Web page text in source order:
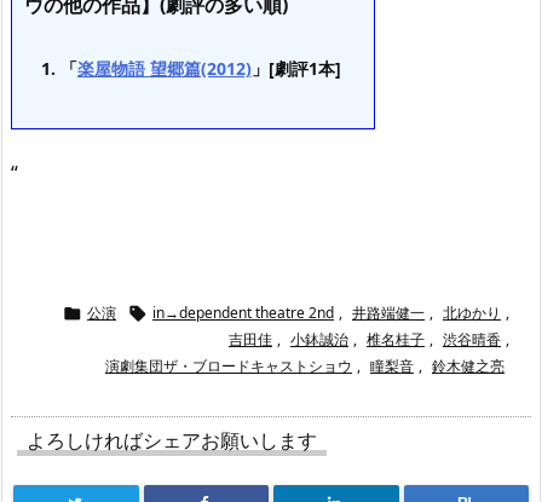
「楽屋物語 望郷篇(2012) 」[劇評1本]
“
 公演  in→dependent theatre 2nd , 井路端健一 , 北ゆかり ,
吉田佳 , 小鉢誠治 , 椎名桂子 , 渋谷晴香 ,
演劇集団ザ・ブロードキャストショウ , 瞳梨音 , 鈴木健之亮
よろしければシェアお願いします